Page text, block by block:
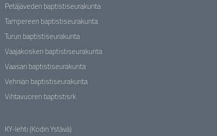
Petäjäveden baptistiseurakunta
Tampereen baptistiseurakunta
Turun baptistiseurakunta
Vaajakosken baptistiseurakunta
Vaasan baptistiseurakunta
Vehniän baptistiseurakunta
Vihtavuoren baptistisrk
KY-lehti (Kodin Ystävä)